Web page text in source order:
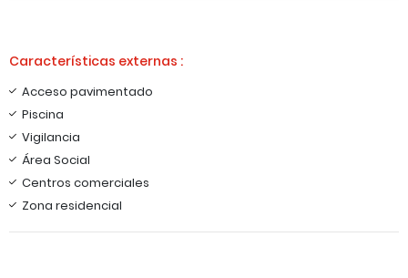
Características externas :
Acceso pavimentado
Piscina
Vigilancia
Área Social
Centros comerciales
Zona residencial